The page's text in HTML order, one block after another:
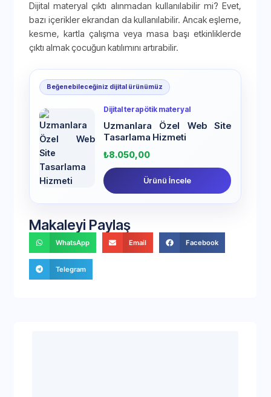
Dijital materyal çıktı alınmadan kullanılabilir mi? Evet,
bazı içerikler ekrandan da kullanılabilir. Ancak eşleme,
kesme, kartla çalışma veya masa başı etkinliklerde
çıktı almak çocuğun katılımını artırabilir.
Beğenebileceğiniz dijital ürünümüz
Dijital terapötik materyal
Uzmanlara Özel Web Site
Tasarlama Hizmeti
₺8.050,00
Ürünü İncele
Makaleyi Paylaş
WhatsApp Email Facebook
Telegram